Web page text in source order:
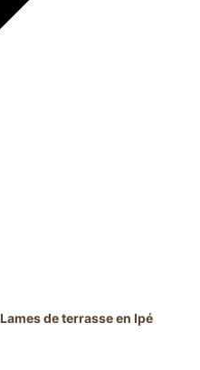
Lames de terrasse en Ipé